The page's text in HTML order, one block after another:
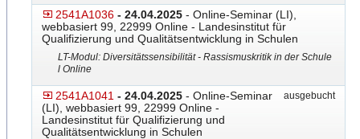
2541A1036 - 24.04.2025 - Online-Seminar (LI),
webbasiert 99, 22999 Online - Landesinstitut für
Qualifizierung und Qualitätsentwicklung in Schulen
LT-Modul: Diversitätssensibilität - Rassismuskritik in der Schule
l Online
2541A1041 - 24.04.2025 - Online-Seminar
(LI), webbasiert 99, 22999 Online -
Landesinstitut für Qualifizierung und
Qualitätsentwicklung in Schulen
ausgebucht